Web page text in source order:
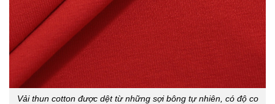
Vải thun cotton được dệt từ những sợi bông tự nhiên, có độ co